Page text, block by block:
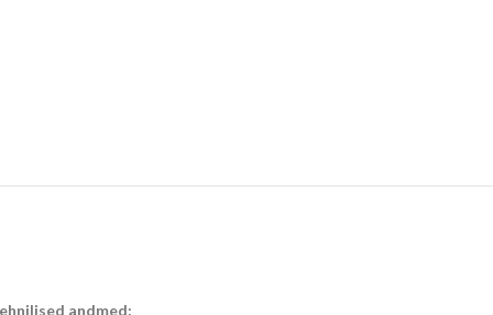
andmed: